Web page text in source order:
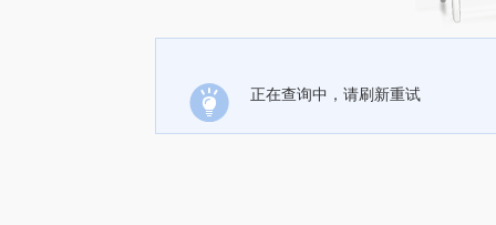
正在查询中，请刷新重试